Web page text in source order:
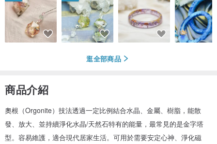
逛全部商品
商品介紹
奧根（Orgonite）技法透過一定比例結合水晶、金屬、樹脂，能散
發、放大、並持續淨化水晶/天然石特有的能量，最常見的是金字塔
型。容易維護，適合現代居家生活。可用於需要安定心神、淨化磁